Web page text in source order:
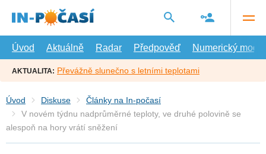
hlavní
Úvod
Aktuálně Radar Předpověď Numerický model
AKTUALITA: Převážně slunečno s letními teplotami
Úvod Diskuse
Články na In-počasí
V novém týdnu nadprůměrné teploty, ve druhé polovině se
alespoň na hory vrátí sněžení